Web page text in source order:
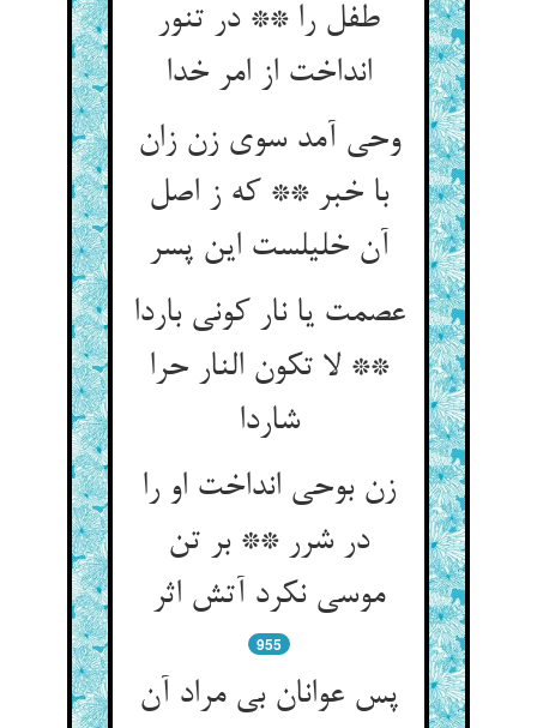
طفل را ** در تنور
انداخت از امر خدا
وحی آمد سوی زن زان
با خبر ** که ز اصل
آن خلیلست این پسر
عصمت یا نار کونی باردا
** لا تکون النار حرا
شاردا
زن بوحی انداخت او را
در شرر ** بر تن
موسی نکرد آتش اثر
955
پس عوانان بی مراد آن